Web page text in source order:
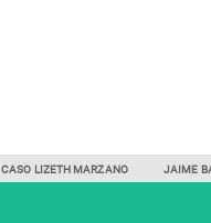
CASO LIZETH MARZANO JAIME